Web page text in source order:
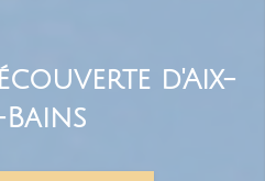
d'Aix-
Bains